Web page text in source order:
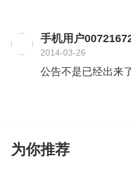
手机用户
2014-03-26
公告不是已经出来
为你推荐